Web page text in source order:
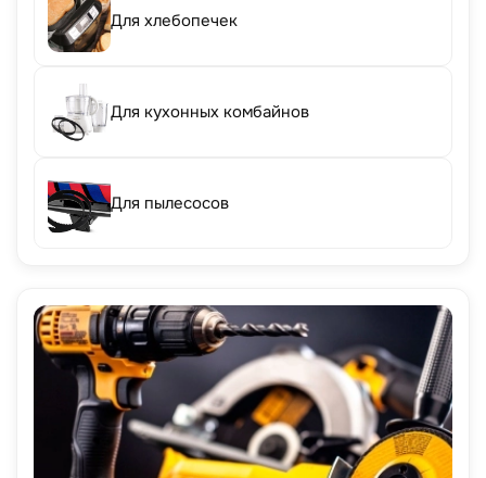
Для хлебопечек
Для кухонных комбайнов
Для пылесосов